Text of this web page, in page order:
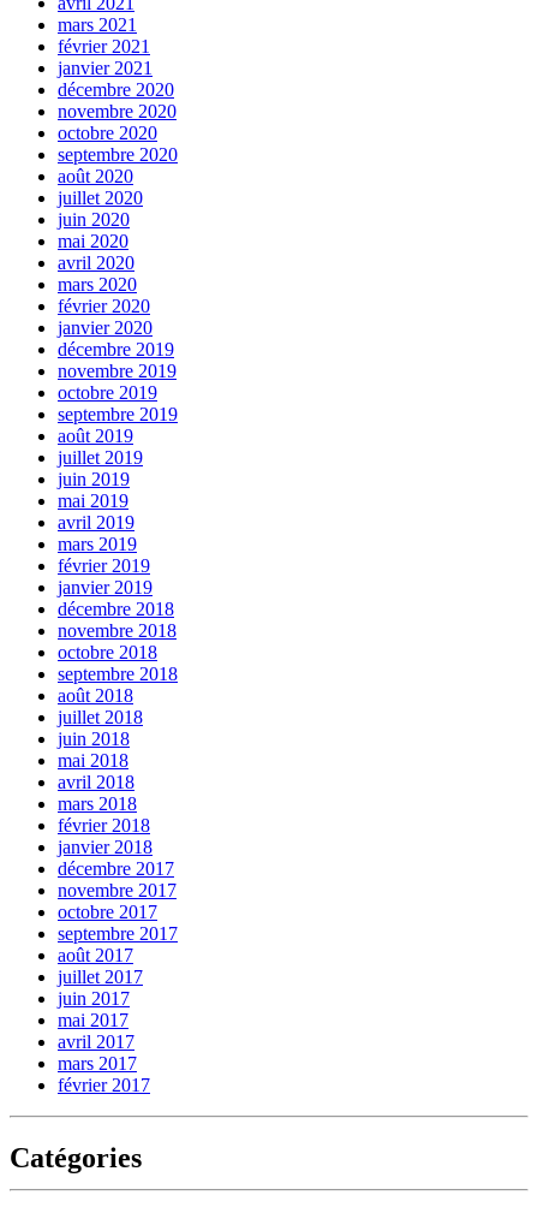
mars 2021
février 2021
janvier 2021
décembre 2020
novembre 2020
octobre 2020
septembre 2020
août 2020
juillet 2020
juin 2020
mai 2020
avril 2020
mars 2020
février 2020
janvier 2020
décembre 2019
novembre 2019
octobre 2019
septembre 2019
août 2019
juillet 2019
juin 2019
mai 2019
avril 2019
mars 2019
février 2019
janvier 2019
décembre 2018
novembre 2018
octobre 2018
septembre 2018
août 2018
juillet 2018
juin 2018
mai 2018
avril 2018
mars 2018
février 2018
janvier 2018
décembre 2017
novembre 2017
octobre 2017
septembre 2017
août 2017
juillet 2017
juin 2017
mai 2017
avril 2017
mars 2017
février 2017
Catégories